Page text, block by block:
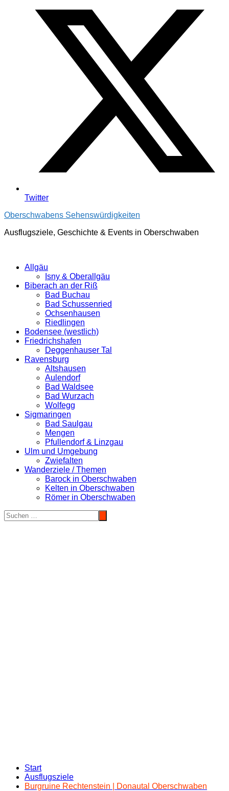
Twitter
Oberschwabens Sehenswürdigkeiten
Ausflugsziele, Geschichte & Events in Oberschwaben
Allgäu
Isny & Oberallgäu
Biberach an der Riß
Bad Buchau
Bad Schussenried
Ochsenhausen
Riedlingen
Bodensee (westlich)
Friedrichshafen
Deggenhauser Tal
Ravensburg
Altshausen
Aulendorf
Bad Waldsee
Bad Wurzach
Wolfegg
Sigmaringen
Bad Saulgau
Mengen
Pfullendorf & Linzgau
Ulm und Umgebung
Zwiefalten
Wanderziele / Themen
Barock in Oberschwaben
Kelten in Oberschwaben
Römer in Oberschwaben
Start
Ausflugsziele
Burgruine Rechtenstein | Donautal Oberschwaben